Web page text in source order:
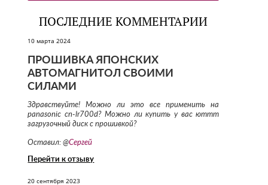
ПОСЛЕДНИЕ КОММЕНТАРИИ
10 марта 2024
ПРОШИВКА ЯПОНСКИХ
АВТОМАГНИТОЛ СВОИМИ
СИЛАМИ
Здравствуйте! Можно ли это все применить на
panasonic cn-lr700d? Можно ли купить у вас юттт
загрузочный диск с прошивкой?
Оставил: @Сергей
Перейти к отзыву
20 сентября 2023